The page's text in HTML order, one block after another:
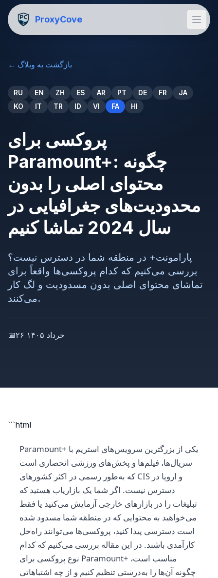
ProxyCove
← بازگشت به وبلاگ
RU EN ZH ES AR PT DE FR
JA
KO
IT TR ID VI FA HI
پروکسی برای
Paramount+: چگونه
محتوای اصلی را بدون
محدودیت‌های جغرافیایی در
سال 2024 تماشا کنیم
پارامونت+ در منطقه شما در دسترس نیست؟
بررسی می‌کنیم که کدام پروکسی‌ها واقعاً برای
تماشای محتوای اصلی بدون مسدودیت و لگ کار
می‌کنند.
📅 ۲۶ خرداد ۱۴۰۵
```html
Paramount+ یکی از بزرگترین سرویس‌های استریم با
سریال‌ها، فیلم‌ها و پخش‌های ورزشی انحصاری است
که به‌طور رسمی در اکثر کشورهای CIS و اروپا در
دسترس نیست. اگر شما یک بازاریاب هستید که
تبلیغات را در بازارهای خارجی آزمایش می‌کنید یا فقط
می‌خواهید به محتوایی که در منطقه شما مسدود شده
است دسترسی پیدا کنید، پروکسی‌ها می‌توانند راه‌حل
کارآمدی باشند. در این مقاله بررسی می‌کنیم که کدام
نوع پروکسی برای Paramount+ مناسب است،
چگونه آن‌ها را به‌درستی تنظیم کنیم و از چه اشتباهاتی